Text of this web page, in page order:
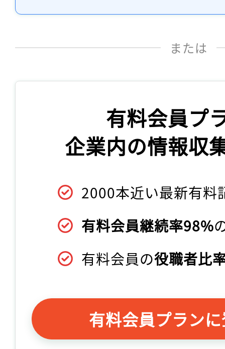
または
有料会員プ
企業内の情報収
2000本近い最新有料
有料会員継続率98%
有料会員の役職者比
有料会員プラン